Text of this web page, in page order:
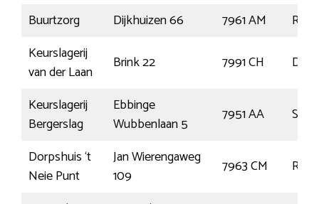
Buurtzorg
Dijkhuizen 66 7961 AM
Keurslagerij
van der Laan
Brink 22 7991 CH
Keurslagerij
Bergerslag
Ebbinge
Wubbenlaan 5
7951 AA
Dorpshuis ‘t
Neie Punt
Jan Wierengaweg
109
7963 CM